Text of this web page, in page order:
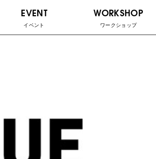
EVENT
イベント
WORKSHOP
ワークショップ